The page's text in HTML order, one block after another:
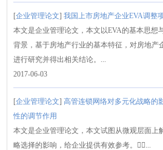
[企业管理论文]我国上市房地产企业EVA调整
本文是企业管理论文，本文以EVA的基本思想
背景，基于房地产行业的基本特征，对房地产
进行研究并得出相关结论。...
2017-06-03
[企业管理论文]高管连锁网络对多元化战略
性的调节作用
本文是企业管理论文，本文试图从微观层面上
略选择的影响，给企业提供有效参考。...